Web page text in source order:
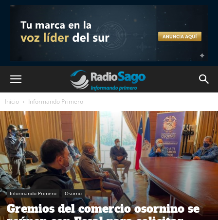
Inicio Informando Primero
Informando Primero Osorno
Gremios del comercio osornino se